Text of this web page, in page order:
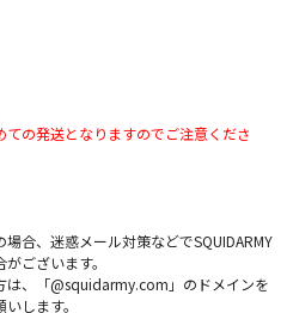
の発送となりますのでご注意くださ
合、迷惑メール対策などでSQUIDARMY
ございます。
は、「@squidarmy.com」のドメインを
します。